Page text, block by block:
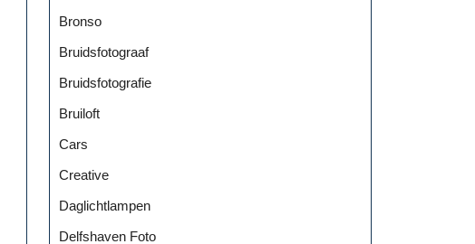
Bronso
Bruidsfotograaf
Bruidsfotografie
Bruiloft
Cars
Creative
Daglichtlampen
Delfshaven Foto